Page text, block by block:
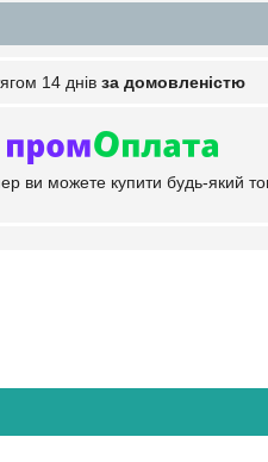
14 днів за домовленістю
ви можете купити будь-який